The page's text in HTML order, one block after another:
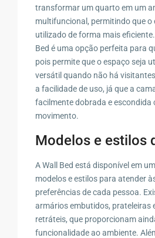
transformar um quarto em um
multifuncional, permitindo que o
utilizado de forma mais eficiente.
Bed é uma opção perfeita para
pois permite que o espaço seja
versátil quando não há
a facilidade de uso, já que a
facilmente dobrada e escondida
movimento.
Modelos e estilos
A Wall Bed está disponível em
modelos e estilos para atender
preferências de cada pessoa.
armários embutidos, prateleiras
retráteis, que proporcionam
funcionalidade ao ambiente.